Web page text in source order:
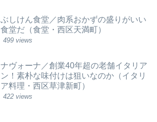
ぶしけん食堂／肉系おかずの盛りがいい
食堂だ（食堂・西区天満町）
499 views
ナヴォーナ／創業40年超の老舗イタリア
ン！素朴な味付けは狙いなのか（イタリ
ア料理・西区草津新町）
422 views